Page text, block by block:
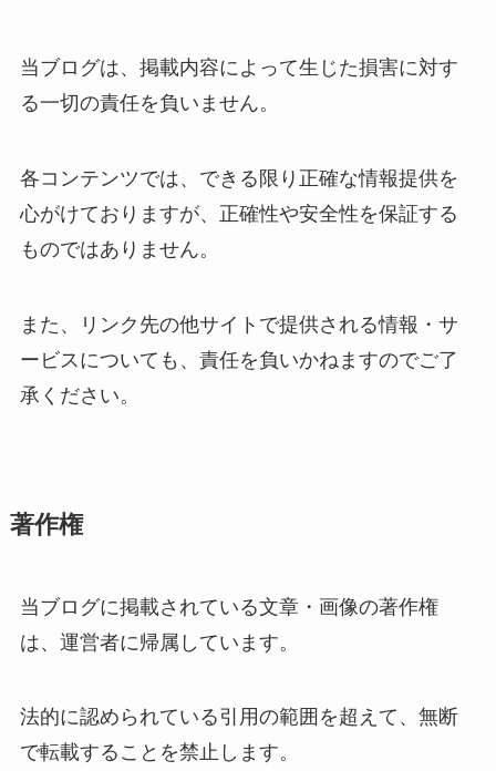
当ブログは、掲載内容によって生じた損害に対す
る一切の責任を負いません。
各コンテンツでは、できる限り正確な情報提供を
心がけておりますが、正確性や安全性を保証する
ものではありません。
また、リンク先の他サイトで提供される情報・サ
ービスについても、責任を負いかねますのでご了
承ください。
著作権
当ブログに掲載されている文章・画像の著作権
は、運営者に帰属しています。
法的に認められている引用の範囲を超えて、無断
で転載することを禁止します。